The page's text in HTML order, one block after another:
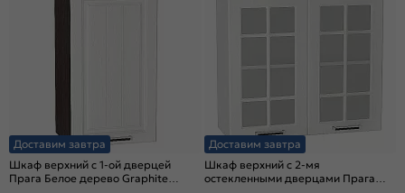
Доставим завтра
Шкаф верхний с 1-ой дверцей
Прага Белое дерево Graphite
Доставим завтра
Шкаф верхний с 2-мя
остекленными дверцами Прага